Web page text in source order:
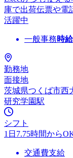
庫で出荷伝票や電
活躍中
一般事務時給
勤務地
面接地
茨城県つくば市西
研究学園駅
シフト
1日7.75時間から
交通費支給